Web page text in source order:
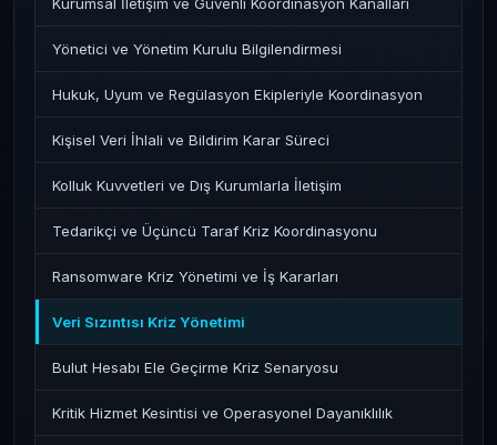
Yönetici ve Yönetim Kurulu Bilgilendirmesi
Hukuk, Uyum ve Regülasyon Ekipleriyle Koordinasyon
Kişisel Veri İhlali ve Bildirim Karar Süreci
Kolluk Kuvvetleri ve Dış Kurumlarla İletişim
Tedarikçi ve Üçüncü Taraf Kriz Koordinasyonu
Ransomware Kriz Yönetimi ve İş Kararları
Veri Sızıntısı Kriz Yönetimi
Bulut Hesabı Ele Geçirme Kriz Senaryosu
Kritik Hizmet Kesintisi ve Operasyonel Dayanıklılık